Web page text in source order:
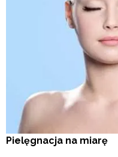
Pielęgnacja na miarę